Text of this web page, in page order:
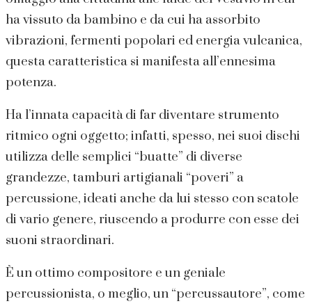
ha vissuto da bambino e da cui ha assorbito
vibrazioni, fermenti popolari ed energia vulcanica,
questa caratteristica si manifesta all’ennesima
potenza.
Ha l’innata capacità di far diventare strumento
ritmico ogni oggetto; infatti, spesso, nei suoi dischi
utilizza delle semplici “buatte” di diverse
grandezze, tamburi artigianali “poveri” a
percussione, ideati anche da lui stesso con scatole
di vario genere, riuscendo a produrre con esse dei
suoni straordinari.
È un ottimo compositore e un geniale
percussionista, o meglio, un “percussautore”, come